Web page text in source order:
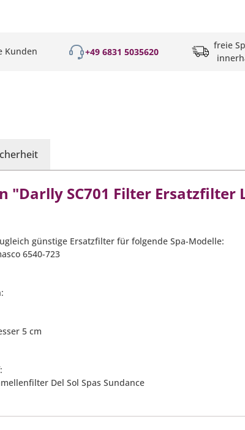
Kunden +49 6831 5035620
freie
SC701 Filter Ersatzfilter
günstige Ersatzfilter für folgende Spa-Modelle:
6540-723
5 cm
Del Sol Spas Sundance